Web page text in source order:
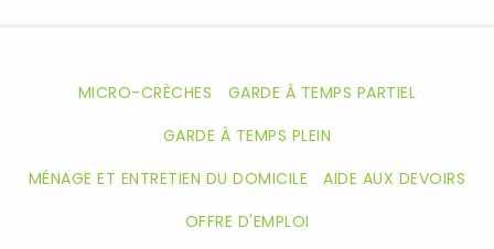
MICRO-CRÈCHES
GARDE À TEMPS PARTIEL
GARDE À TEMPS PLEIN
MÉNAGE ET ENTRETIEN DU DOMICILE
AIDE AUX DEVOIRS
OFFRE D'EMPLOI